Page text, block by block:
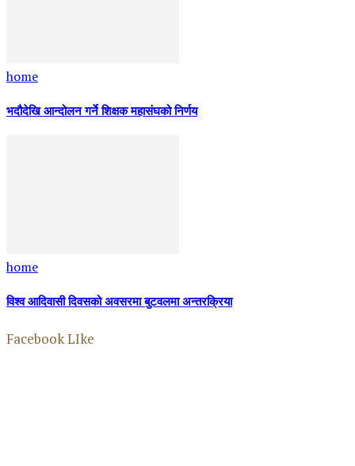
home
भदौदेखि आन्दोलन गर्ने शिक्षक महासंघको निर्णय
home
विश्व आदिवासी दिवसको अवसरमा बुटवलमा अन्तरक्रिया
Facebook LIke